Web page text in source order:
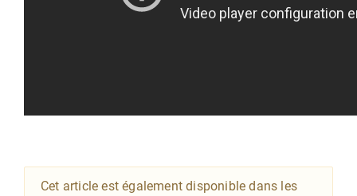
Cet article est également disponible dans les